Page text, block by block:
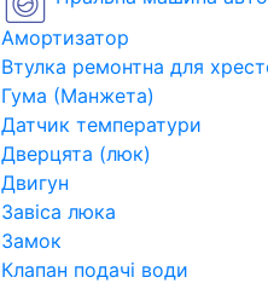
Амортизатор
Втулка ремонтна для
Гума (Манжета)
Датчик температури
Дверцята (люк)
Двигун
Завіса люка
Замок
Клапан подачі води